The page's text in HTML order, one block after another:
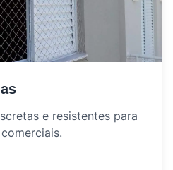
e resistentes para